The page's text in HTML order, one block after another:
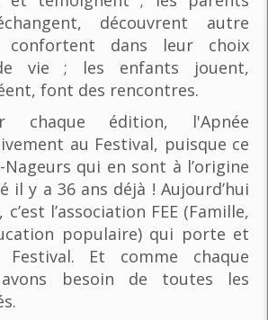
découvrent autre
dans leur choix
de vie ; les enfants jouent,
font des rencontres.
chaque édition, l'Apnée
au Festival, puisque ce
qui en sont à l’origine
il y a 36 ans déjà ! Aujourd’hui
l’association FEE (Famille,
populaire) qui porte et
Et comme chaque
besoin de toutes les